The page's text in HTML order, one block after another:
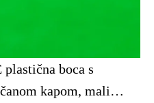
boca s
kapom, mali